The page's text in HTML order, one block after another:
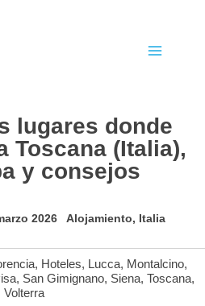
lugares donde
Toscana (Italia),
y consejos
2026 Alojamiento, Italia
, Hoteles, Lucca, Montalcino,
, San Gimignano, Siena, Toscana,
Volterra